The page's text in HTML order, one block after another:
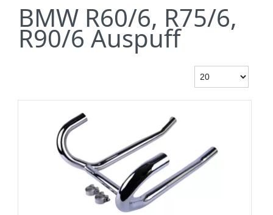
BMW R60/6, R75/6,
R90/6 Auspuff